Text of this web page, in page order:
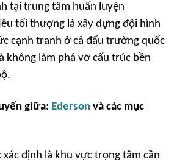
tại trung tâm huấn luyện
tối thượng là xây dựng đội hình
cạnh tranh ở cả đấu trường quốc
không làm phá vỡ cấu trúc bền
giữa: Ederson và các mục
xác định là khu vực trọng tâm cần